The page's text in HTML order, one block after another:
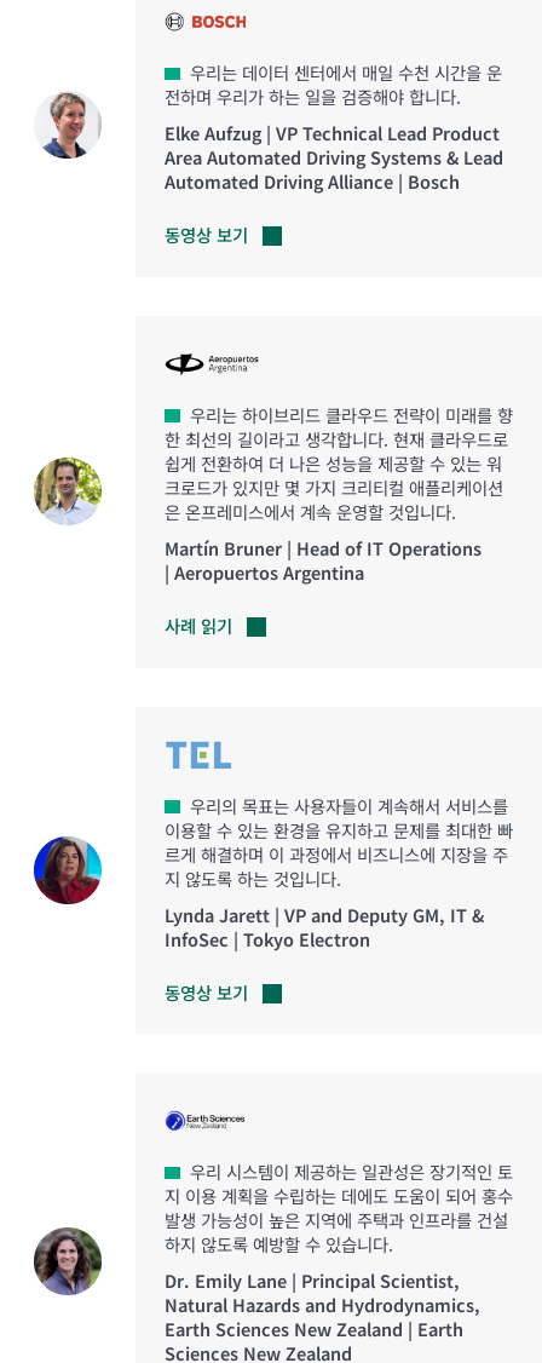
우리는 데이터 센터에서 매일 수천 시간을 운
전하며 우리가 하는 일을 검증해야 합니다.
Elke Aufzug | VP Technical Lead Product
Area Automated Driving Systems & Lead
Automated Driving Alliance | Bosch
동영상보기
우리는 하이브리드 클라우드 전략이 미래를 향
한 최선의 길이라고 생각합니다. 현재 클라우드로
쉽게 전환하여 더 나은 성능을 제공할 수 있는 워
크로드가 있지만 몇 가지 크리티컬 애플리케이션
은 온프레미스에서 계속 운영할 것입니다.
Martín Bruner | Head of IT Operations
| Aeropuertos Argentina
사례 읽기
우리의 목표는 사용자들이 계속해서 서비스를
이용할 수 있는 환경을 유지하고 문제를 최대한 빠
르게 해결하며 이 과정에서 비즈니스에 지장을 주
지 않도록 하는 것입니다.
Lynda Jarett | VP and Deputy GM, IT &
InfoSec | Tokyo Electron
동영상보기
우리 시스템이 제공하는 일관성은 장기적인 토
지 이용 계획을 수립하는 데에도 도움이 되어 홍수
발생 가능성이 높은 지역에 주택과 인프라를 건설
하지 않도록 예방할 수 있습니다.
Dr. Emily Lane | Principal Scientist,
Natural Hazards and Hydrodynamics,
Earth Sciences New Zealand | Earth
Sciences New Zealand